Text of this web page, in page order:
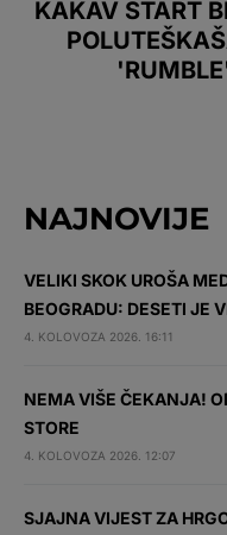
KAKAV START
NAJNOVIJE
VELIKI SKOK UROŠA
BEOGRADU: DESETI JE
4. KOLOVOZA 2026. 16:11
NEMA VIŠE ČEKANJA!
STORE
4. KOLOVOZA 2026. 12:07
SJAJNA VIJEST ZA